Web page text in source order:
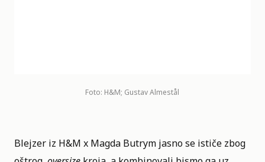
Foto: H&M; Gustav Almestål
Blejzer iz H&M x Magda Butrym jasno se ističe zbog